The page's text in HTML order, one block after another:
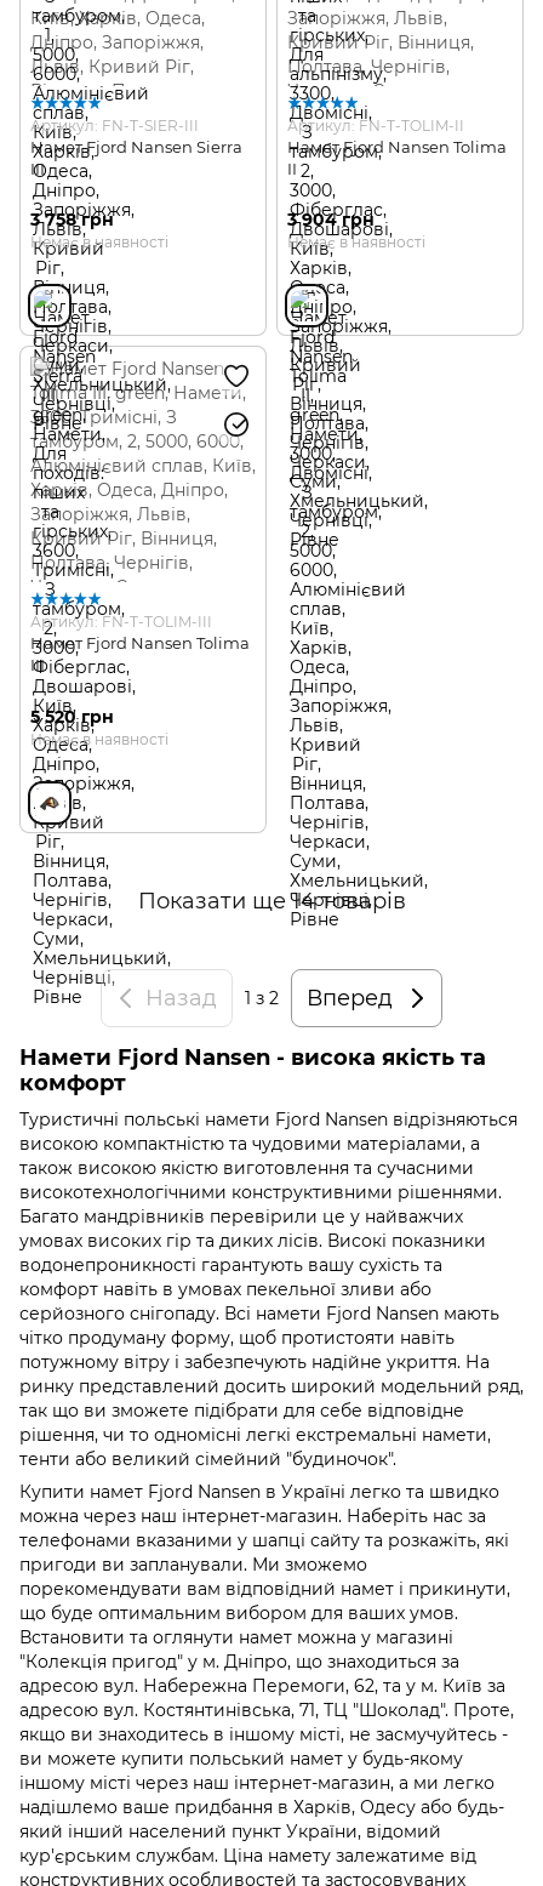
Артикул: FN-T-SIER-III
Намет Fjord Nansen Sierra
III
3 758 грн
Немає в наявності
Артикул: FN-T-TOLIM-II
Намет Fjord Nansen Tolima
II
3 904 грн
Немає в наявності
Артикул: FN-T-TOLIM-III
Намет Fjord Nansen Tolima
III
5 520 грн
Немає в наявності
Показати ще 14 товарів
Назад 1 з 2 Вперед
Намети Fjord Nansen - висока якість та
комфорт
Туристичні польські намети Fjord Nansen відрізняються
високою компактністю та чудовими матеріалами, а
також високою якістю виготовлення та сучасними
високотехнологічними конструктивними рішеннями.
Багато мандрівників перевірили це у найважчих
умовах високих гір та диких лісів. Високі показники
водонепроникності гарантують вашу сухість та
комфорт навіть в умовах пекельної зливи або
серйозного снігопаду. Всі намети Fjord Nansen мають
чітко продуману форму, щоб протистояти навіть
потужному вітру і забезпечують надійне укриття. На
ринку представлений досить широкий модельний ряд,
так що ви зможете підібрати для себе відповідне
рішення, чи то одномісні легкі екстремальні намети,
тенти або великий сімейний "будиночок".
Купити намет Fjord Nansen в Україні легко та швидко
можна через наш інтернет-магазин. Наберіть нас за
телефонами вказаними у шапці сайту та розкажіть, які
пригоди ви запланували. Ми зможемо
порекомендувати вам відповідний намет і прикинути,
що буде оптимальним вибором для ваших умов.
Встановити та оглянути намет можна у магазині
"Колекція пригод" у м. Дніпро, що знаходиться за
адресою вул. Набережна Перемоги, 62, та у м. Київ за
адресою вул. Костянтинівська, 71, ТЦ "Шоколад". Проте,
якщо ви знаходитесь в іншому місті, не засмучуйтесь -
ви можете купити польський намет у будь-якому
іншому місті через наш інтернет-магазин, а ми легко
надішлемо ваше придбання в Харків, Одесу або будь-
який інший населений пункт України, відомий
кур'єрським службам. Ціна намету залежатиме від
конструктивних особливостей та застосовуваних